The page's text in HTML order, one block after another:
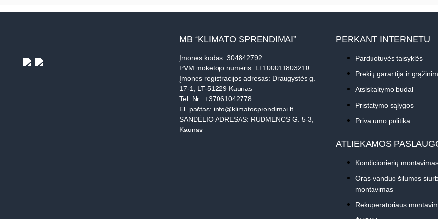
MB “KLIMATO SPRENDIMAI”
Įmonės kodas: 304842792
PVM mokėtojo numeris: LT100011803210
Įmonės registracijos adresas: Draugystės g.
17-1, LT-51229 Kaunas
Tel. Nr.: +37061042778
El. paštas: info@klimatosprendimai.lt
SANDĖLIO ADRESAS: RUDMENOS G. 5-3,
Kaunas
PERKANT INTERNETU
Parduotuvės taisyklės
Prekių garantija ir
Atsiskaitymo būdai
Pristatymo sąlygos
Privatumo politika
ATLIEKAMOS
Kondicionierių montavimas
Oras-vanduo šilumos
montavimas
Rekuperatoriaus